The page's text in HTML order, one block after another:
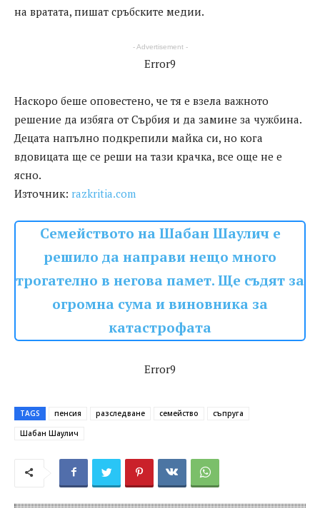
на вратата, пишат сръбските медии.
- Advertisement -
Error9
Наскоро беше оповестено, че тя е взела важното
решение да избяга от Сърбия и да замине за чужбина.
Децата напълно подкрепили майка си, но кога
вдовицата ще се реши на тази крачка, все още не е
ясно.
Източник: razkritia.com
Семейството на Шабан Шаулич е
решило да направи нещо много
трогателно в негова памет. Ще съдят за
огромна сума и виновника за
катастрофата
Error9
TAGS пенсия разследване семейство
съпруга
Шабан Шаулич